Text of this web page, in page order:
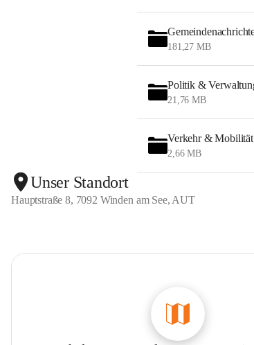
181,27 MB
Politik &
21,76 MB
Verkehr & Mobilität
2,66 MB
Unser Standort
Hauptstraße 8, 7092 Winden am See, AUT